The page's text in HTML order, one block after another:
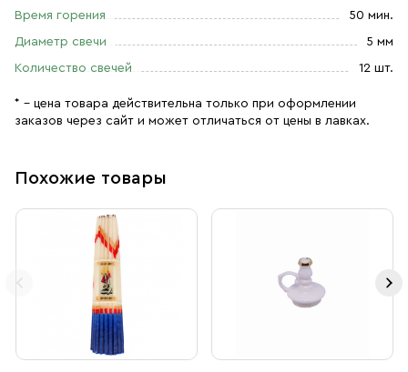
Время горения 50 мин.
Диаметр свечи 5 мм
Количество свечей 12 шт.
* – цена товара действительна только при оформлении
заказов через сайт и может отличаться от цены в лавках.
Похожие товары